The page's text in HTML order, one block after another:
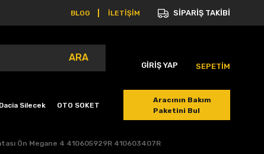
BLOG İLETİŞİM SİPARİŞ TAKİBİ
ARA
GİRİŞ YAP SEPETİM
Silecek OTO SOKET
Aracının Bakım
Paketini Bul
Ön Megane 4 410605929R 410603407R